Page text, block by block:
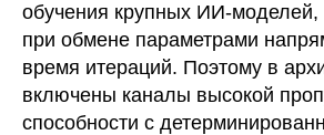
обучения крупных ИИ-моделей,
при обмене параметрами
время итераций. Поэтому в
включены каналы высокой
способности с